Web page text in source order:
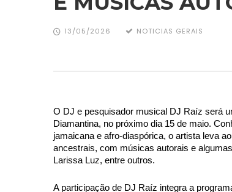
13/05/2026 NOTICIAS GERAIS
O DJ e pesquisador musical DJ Raíz será
Diamantina, no próximo dia 15 de maio.
jamaicana e afro-diaspórica, o artista leva
ancestrais, com músicas autorais e
Larissa Luz, entre outros.
A participação de DJ Raíz integra a